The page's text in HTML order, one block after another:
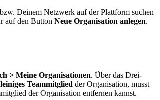
Deinem Netzwerk auf der Plattform suchen
auf den Button Neue Organisation anlegen.
> Meine Organisationen. Über das Drei-
Teammitglied der Organisation, musst
der Organisation entfernen kannst.